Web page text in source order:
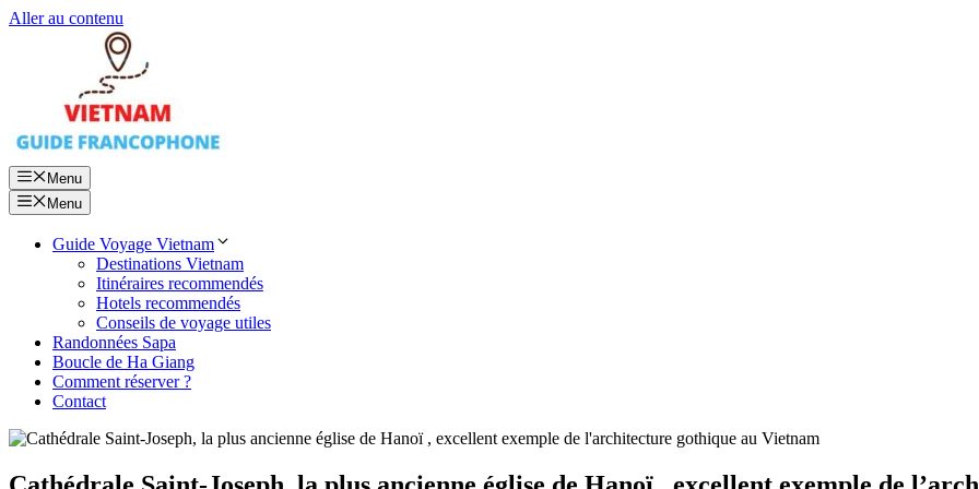
Aller au contenu
Menu
Menu
Guide Voyage Vietnam
Destinations Vietnam
Itinéraires recommendés
Hotels recommendés
Conseils de voyage utiles
Randonnées Sapa
Boucle de Ha Giang
Comment réserver ?
Contact